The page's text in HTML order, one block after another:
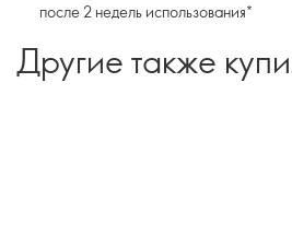
после 2 недель использования*
Другие также